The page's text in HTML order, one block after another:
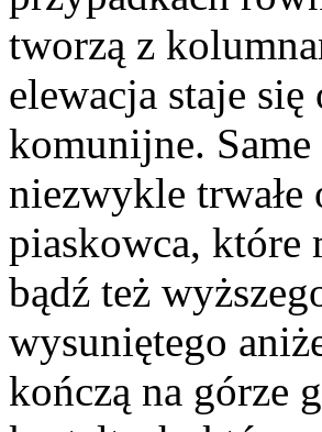
tworzą z
elewacja staje
komunijne.
niezwykle trwałe
piaskowca, które
bądź też
wysuniętego
kończą na górze